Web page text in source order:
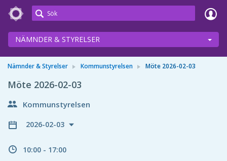
Meetings+
NÄMNDER & STYRELSER
Nämnder & Styrelser Kommunstyrelsen Möte 2026-02-03
Möte 2026-02-03
Kommunstyrelsen
2026-02-03
10:00 - 17:00